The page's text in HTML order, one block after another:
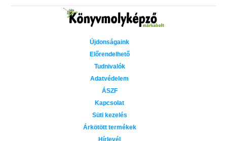
Újdonságaink
Előrendelhető
Tudnivalók
Adatvédelem
ÁSZF
Kapcsolat
Süti kezelés
Árkötött termékek
Hírlevél